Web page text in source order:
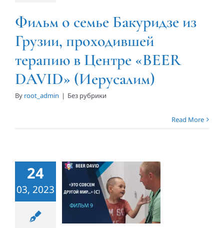
DAVID»
(Иерусалим)
Фильм о семье Бакуридзе из
Грузии, проходившей
терапию в Центре «BEER
DAVID» (Иерусалим)
By root_admin | Без рубрики
Read More
24
03, 2023
Документальный
фильм о
Центре
«BEER